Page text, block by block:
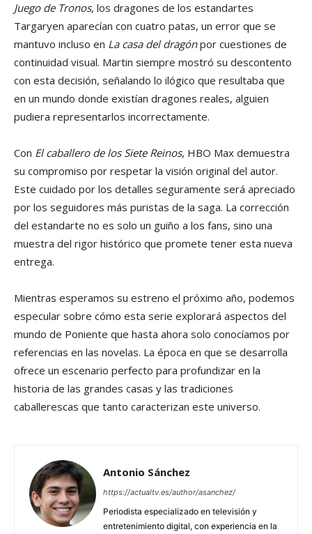
Juego de Tronos, los dragones de los estandartes
Targaryen aparecían con cuatro patas, un error que se
mantuvo incluso en La casa del dragónpor cuestiones de
continuidad visual. Martin siempre mostró su descontento
con esta decisión, señalando lo ilógico que resultaba que
en un mundo donde existían dragones reales, alguien
pudiera representarlos incorrectamente.
Con El caballero de los Siete Reinos, HBO Max demuestra
su compromiso por respetar la visión original del autor.
Este cuidado por los detalles seguramente será apreciado
por los seguidores más puristas de la saga. La corrección
del estandarte no es solo un guiño a los fans, sino una
muestra del rigor histórico que promete tener esta nueva
entrega.
Mientras esperamos su estreno el próximo año, podemos
especular sobre cómo esta serie explorará aspectos del
mundo de Poniente que hasta ahora solo conocíamos por
referencias en las novelas. La época en que se desarrolla
ofrece un escenario perfecto para profundizar en la
historia de las grandes casas y las tradiciones
caballerescas que tanto caracterizan este universo.
Antonio Sánchez
https://actualtv.es/author/asanchez/
Periodista especializado en televisión y
entretenimiento digital, con experiencia en la